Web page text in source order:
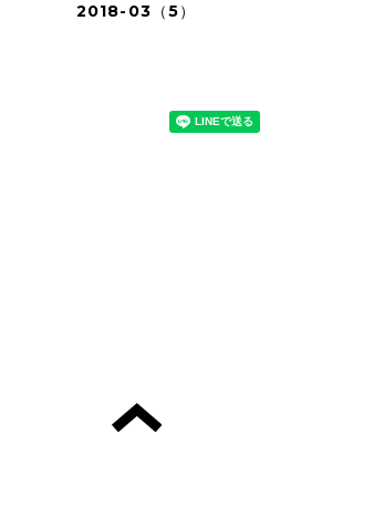
2018-03（5）